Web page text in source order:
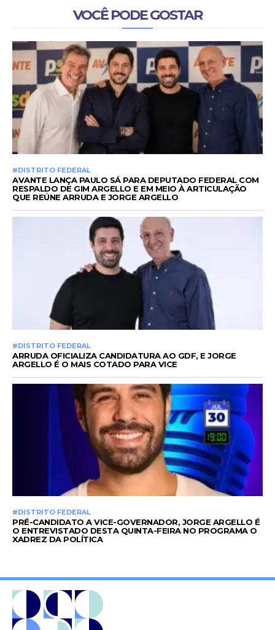
VOCÊ PODE GOSTAR
#DISTRITO FEDERAL
AVANTE LANÇA PAULO SÁ PARA DEPUTADO FEDERAL COM
RESPALDO DE GIM ARGELLO E EM MEIO À ARTICULAÇÃO
QUE REÚNE ARRUDA E JORGE ARGELLO
#DISTRITO FEDERAL
ARRUDA OFICIALIZA CANDIDATURA AO GDF, E JORGE
ARGELLO É O MAIS COTADO PARA VICE
#DISTRITO FEDERAL
PRÉ-CANDIDATO A VICE-GOVERNADOR, JORGE ARGELLO É
O ENTREVISTADO DESTA QUINTA-FEIRA NO PROGRAMA O
XADREZ DA POLÍTICA